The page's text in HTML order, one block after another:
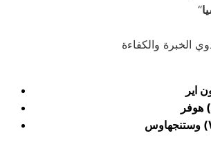
الخبرة والكفاءة
اير
هوفر
وستنجهاوس